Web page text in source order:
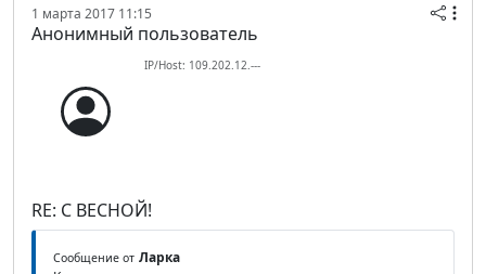
1 марта 2017 11:15
Анонимный пользователь
IP/Host: 109.202.12.---
RE: С ВЕСНОЙ!
Сообщение от Ларка